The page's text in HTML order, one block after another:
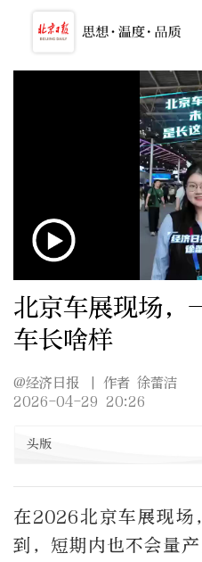
北京车展现场，
车长啥样
@经济日报
| 作者 徐蕾洁
2026-04-29 20:26
头版
在2026北京车展现场
到，短期内也不会量